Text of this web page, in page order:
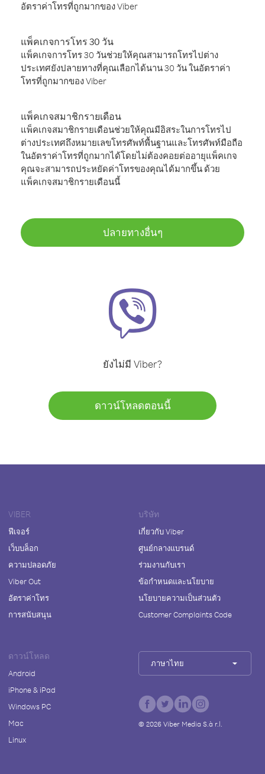
อัตราค่าโทรที่ถูกมากของ Viber
แพ็คเกจการโทร 30 วัน
แพ็คเกจการโทร 30 วันช่วยให้คุณสามารถโทรไปต่าง
ประเทศยังปลายทางที่คุณเลือกได้นาน 30 วัน ในอัตราค่า
โทรที่ถูกมากของ Viber
แพ็คเกจสมาชิกรายเดือน
แพ็คเกจสมาชิกรายเดือนช่วยให้คุณมีอิสระในการโทรไป
ต่างประเทศถึงหมายเลขโทรศัพท์พื้นฐานและโทรศัพท์มือถือ
ในอัตราค่าโทรที่ถูกมากได้โดยไม่ต้องคอยต่ออายุแพ็คเกจ
คุณจะสามารถประหยัดค่าโทรของคุณได้มากขึ้น ด้วย
แพ็คเกจสมาชิกรายเดือนนี้
ปลายทางอื่นๆ
ยังไม่มี Viber?
ดาวน์โหลดตอนนี้
VIBER
ฟีเจอร์
เว็บบล็อก
ความปลอดภัย
Viber Out
อัตราค่าโทร
การสนับสนุน
บริษัท
เกี่ยวกับ Viber
ศูนย์กลางแบรนด์
ร่วมงานกับเรา
ข้อกำหนดและนโยบาย
นโยบายความเป็นส่วนตัว
Customer Complaints Code
ดาวน์โหลด
Android
iPhone & iPad
Windows PC
Mac
Linux
ภาษาไทย
© 2026Viber Media S.à r.l.